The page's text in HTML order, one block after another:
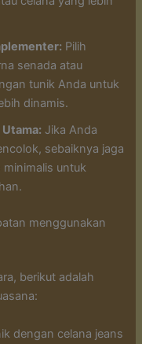
Pilih
senada atau
tunik Anda untuk
dinamis.
Jika Anda
sebaiknya jaga
minimalis untuk
menggunakan
berikut adalah
dengan celana jeans